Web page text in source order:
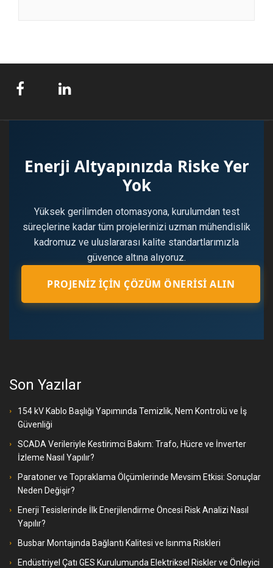
Enerji Altyapınızda Riske Yer
Yok
Yüksek gerilimden otomasyona, kurulumdan test
süreçlerine kadar tüm projelerinizi uzman mühendislik
kadromuz ve uluslararası kalite standartlarımızla
güvence altına alıyoruz.
PROJENIZ İÇIN ÇÖZÜM ÖNERISI ALIN
Son Yazılar
154 kV Kablo Başlığı Yapımında Temizlik, Nem Kontrolü ve İş
Güvenliği
SCADA Verileriyle Kestirimci Bakım: Trafo, Hücre ve İnverter
İzleme Nasıl Yapılır?
Paratoner ve Topraklama Ölçümlerinde Mevsim Etkisi: Sonuçlar
Neden Değişir?
Enerji Tesislerinde İlk Enerjilendirme Öncesi Risk Analizi Nasıl
Yapılır?
Busbar Montajında Bağlantı Kalitesi ve Isınma Riskleri
Endüstriyel Çatı GES Kurulumunda Elektriksel Riskler ve Önleyici